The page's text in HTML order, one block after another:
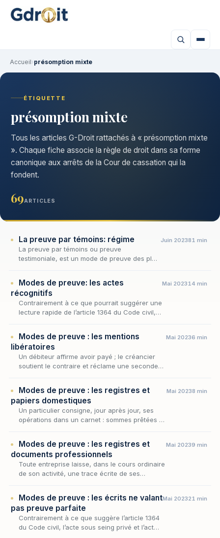
Accueil›présomption mixte
ÉTIQUETTE
présomption mixte
Tous les articles G-Droit rattachés à « présomption mixte
». Chaque fiche associe la règle de droit dans sa forme
canonique aux arrêts de la Cour de cassation qui la
fondent.
69ARTICLES
La preuve par témoins: régime
La preuve par témoins ou preuve
testimoniale, est un mode de preuve des plus
tables…
Juin 202381 min
Modes de preuve: les actes
récognitifs
Contrairement à ce que pourrait suggérer une
lecture rapide de l’article 1364 du Code civil,
Mai 202314 min
Modes de preuve : les mentions
libératoires
Un débiteur affirme avoir payé ; le créancier
soutient le contraire et réclame une seconde
droi…
Mai 20236 min
Modes de preuve : les registres et
papiers domestiques
Un particulier consigne, jour après jour, ses
opérations dans un carnet : sommes prêtées à
ou un fichier…
Mai 20238 min
Modes de preuve : les registres et
documents professionnels
Toute entreprise laisse, dans le cours ordinaire
de son activité, une trace écrite de ses
Mai 20239 min
Modes de preuve : les écrits ne valant
pas preuve parfaite
Contrairement à ce que suggère l’article 1364
du Code civil, l’acte sous seing privé et l’acte
Mai 202321 min